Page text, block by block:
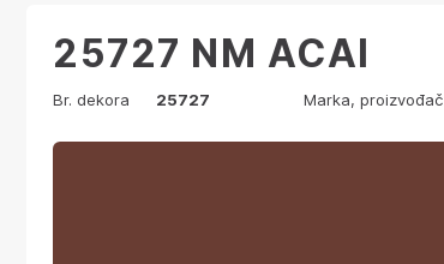
25727 NM ACAI
Br. dekora 25727 Marka, proizvođač